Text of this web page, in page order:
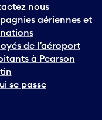
nous
aériennes et
de l’aéroport
à Pearson
se passe